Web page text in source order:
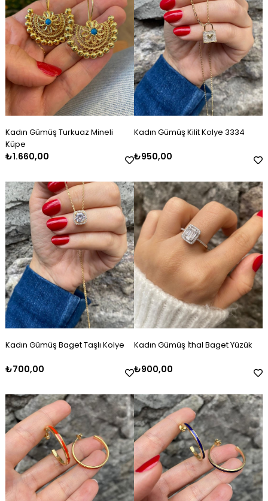
Kadın Gümüş Turkuaz Mineli
Küpe
₺1.660,00
Kadın Gümüş Kilit Kolye 3334
₺950,00
Kadın Gümüş Baget Taşlı Kolye
₺700,00
Kadın Gümüş İthal Baget Yüzük
₺900,00